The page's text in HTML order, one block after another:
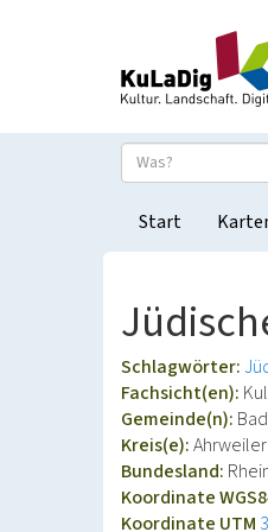
Start
Schlagwörter:
Fachsicht(en):
Gemeinde(n):
Kreis(e):Ahrweiler
Bundesland:
Koordinate
Koordinate UTM